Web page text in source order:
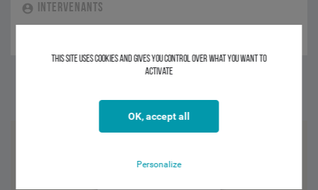
INTERVENANTS
This site uses cookies and gives you control over what you want to
activate
OK, accept all
Personalize